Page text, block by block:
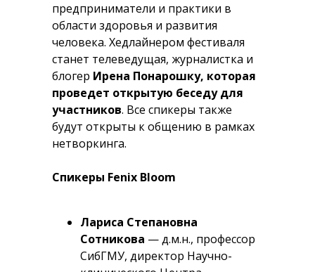
предприниматели и практики в
области здоровья и развития
человека. Хедлайнером фестиваля
станет телеведущая, журналистка и
блогер Ирена Понарошку, которая
проведет открытую беседу для
участников. Все спикеры также
будут открыты к общению в рамках
нетворкинга.
Спикеры Fenix Bloom
Лариса Степановна
Сотникова — д.м.н., профессор
СибГМУ, директор Научно-